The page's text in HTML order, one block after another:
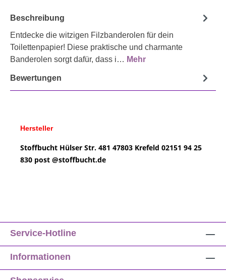
Beschreibung
Entdecke die witzigen Filzbanderolen für dein
Toilettenpapier! Diese praktische und charmante
Banderolen sorgt dafür, dass i… Mehr
Bewertungen
Hersteller
Stoffbucht Hülser Str. 481 47803 Krefeld 02151 94 25
830 post @stoffbucht.de
Service-Hotline
Informationen